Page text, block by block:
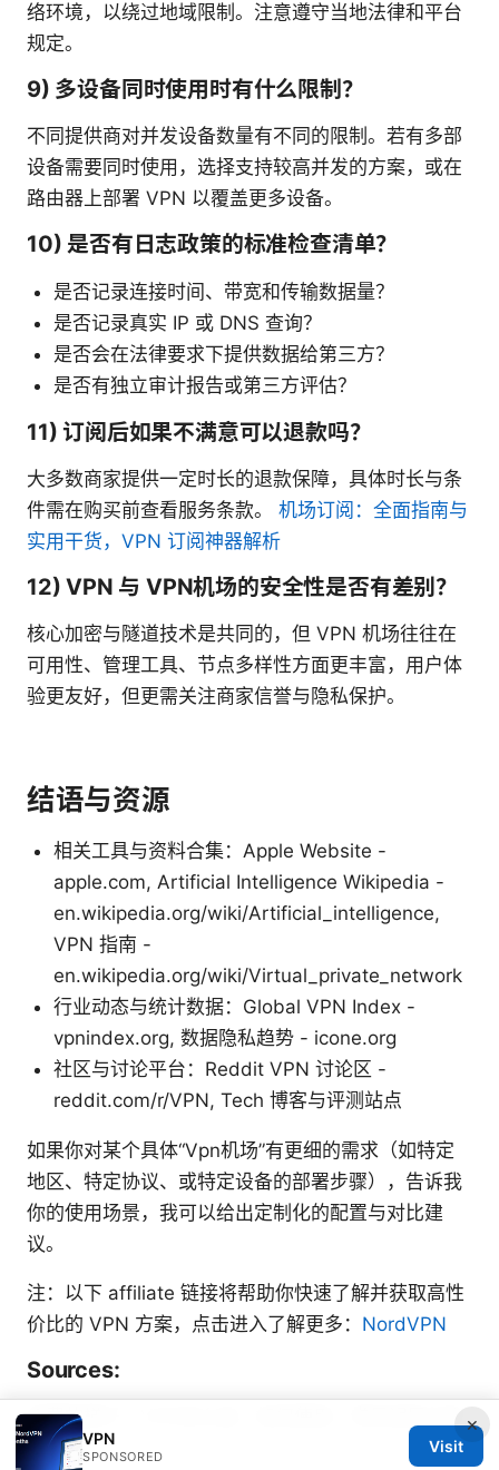
络环境，以绕过地域限制。注意遵守当地法律和平台
规定。
9) 多设备同时使用时有什么限制？
不同提供商对并发设备数量有不同的限制。若有多部
设备需要同时使用，选择支持较高并发的方案，或在
路由器上部署 VPN 以覆盖更多设备。
10) 是否有日志政策的标准检查清单？
是否记录连接时间、带宽和传输数据量？
是否记录真实 IP 或 DNS 查询？
是否会在法律要求下提供数据给第三方？
是否有独立审计报告或第三方评估？
11) 订阅后如果不满意可以退款吗？
大多数商家提供一定时长的退款保障，具体时长与条
件需在购买前查看服务条款。 机场订阅：全面指南与
实用干货，VPN 订阅神器解析
12) VPN 与 VPN机场的安全性是否有差别？
核心加密与隧道技术是共同的，但 VPN 机场往往在
可用性、管理工具、节点多样性方面更丰富，用户体
验更友好，但更需关注商家信誉与隐私保护。
结语与资源
相关工具与资料合集：Apple Website -
apple.com, Artificial Intelligence Wikipedia -
en.wikipedia.org/wiki/Artificial_intelligence,
VPN 指南 -
en.wikipedia.org/wiki/Virtual_private_network
行业动态与统计数据：Global VPN Index -
vpnindex.org, 数据隐私趋势 - icone.org
社区与讨论平台：Reddit VPN 讨论区 -
reddit.com/r/VPN, Tech 博客与评测站点
如果你对某个具体“Vpn机场”有更细的需求（如特定
地区、特定协议、或特定设备的部署步骤），告诉我
你的使用场景，我可以给出定制化的配置与对比建
议。
注：以下 affiliate 链接将帮助你快速了解并获取高性
价比的 VPN 方案，点击进入了解更多： NordVPN
Sources:
免费的梯子：VPN怎么选、如何使用、常见误区与安
全指引
×
VPN
SPONSORED
Visit